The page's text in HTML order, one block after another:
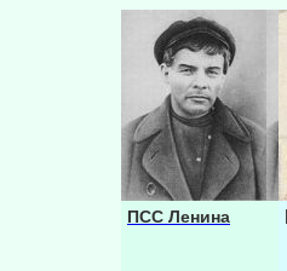
ПСС Ленина